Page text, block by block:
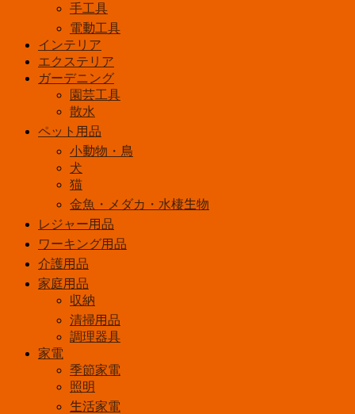
個
手工具
電動工具
インテリア
エクステリア
ガーデニング
園芸工具
散水
ペット用品
小動物・鳥
犬
猫
金魚・メダカ・水棲生物
レジャー用品
ワーキング用品
介護用品
家庭用品
収納
清掃用品
調理器具
家電
季節家電
照明
生活家電